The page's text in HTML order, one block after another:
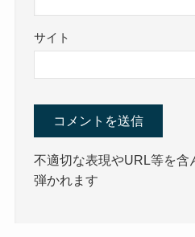
サイト
不適切な表現やURL等を含
弾かれます